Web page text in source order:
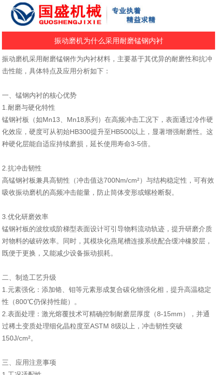
振动磨机为什么采用耐磨锰钢内衬
振动磨机采用耐磨锰钢作为内衬材料，主要基于其优异的耐磨性和抗冲
击性能，具体特点及应用分析如下：
一、锰钢内衬的核心优势
‌1.耐磨与硬化特性‌
锰钢衬板（如Mn13、Mn18系列）在高频冲击工况下，表面通过冷作硬
化效应，硬度可从初始HB300提升至HB500以上，显著增强耐磨性。这
种硬化层能自适应持续磨损，延长使用寿命3-5倍。
‌2.抗冲击韧性‌
高锰钢衬板兼具高韧性（冲击值达700Nm/cm²）与结构稳定性，可有效
吸收振动磨机的高频冲击能量，防止筒体变形或螺栓断裂。
‌3.优化研磨效率‌
锰钢衬板的波纹或阶梯型表面设计可引导物料流动轨迹，提升研磨介质
对物料的破碎效率。同时，其模块化燕尾槽连接系统配合缓冲橡胶层，
既便于更换，又能减少设备振动损耗。
二、制造工艺升级
‌1.元素强化‌：添加铬、钼等元素形成复合碳化物强化相，提升高温稳定
性（800℃仍保持性能）。
‌2.表面处理‌：激光熔覆技术可精确控制耐磨层厚度（8-15mm），并通
过稀土变质处理细化晶粒度至ASTM 8级以上，冲击韧性突破
150J/cm²。
三、应用注意事项